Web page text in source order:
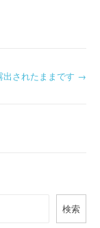
出されたままです →
検索